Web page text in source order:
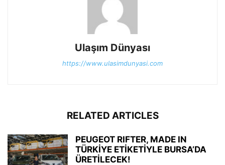
Ulaşım Dünyası
https://www.ulasimdunyasi.com
RELATED ARTICLES
PEUGEOT RIFTER, MADE IN
TÜRKİYE ETİKETİYLE BURSA’DA
ÜRETİLECEK!